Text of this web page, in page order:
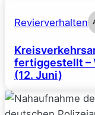
Revierverhalten
fertiggestellt –
(12. Juni)